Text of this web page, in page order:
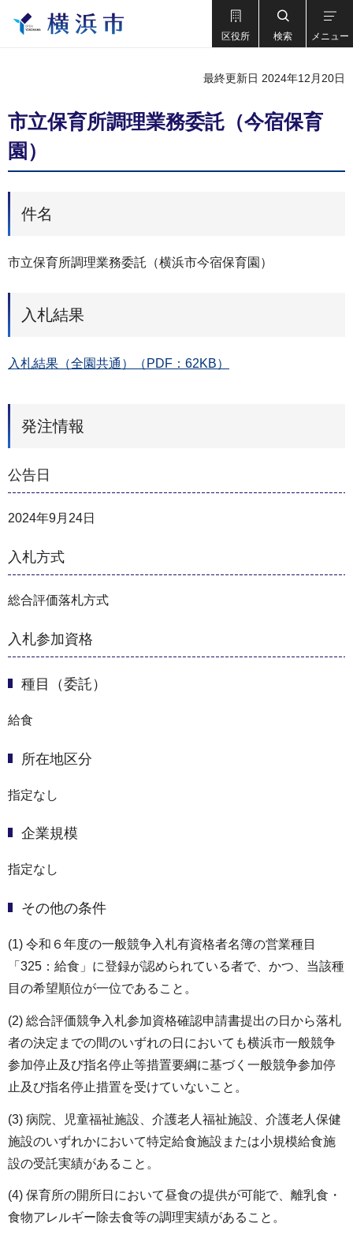
区役所 検索 メニュー
最終更新日 2024年12月20日
市立保育所調理業務委託（今宿保育
園）
件名
市立保育所調理業務委託（横浜市今宿保育園）
入札結果
入札結果（全園共通）（PDF：62KB）
発注情報
公告日
2024年9月24日
入札方式
総合評価落札方式
入札参加資格
種目（委託）
給食
所在地区分
指定なし
企業規模
指定なし
その他の条件
(1) 令和６年度の一般競争入札有資格者名簿の営業種目
「325：給食」に登録が認められている者で、かつ、当該種
目の希望順位が一位であること。
(2) 総合評価競争入札参加資格確認申請書提出の日から落札
者の決定までの間のいずれの日においても横浜市一般競争
参加停止及び指名停止等措置要綱に基づく一般競争参加停
止及び指名停止措置を受けていないこと。
(3) 病院、児童福祉施設、介護老人福祉施設、介護老人保健
施設のいずれかにおいて特定給食施設または小規模給食施
設の受託実績があること。
(4) 保育所の開所日において昼食の提供が可能で、離乳食・
食物アレルギー除去食等の調理実績があること。